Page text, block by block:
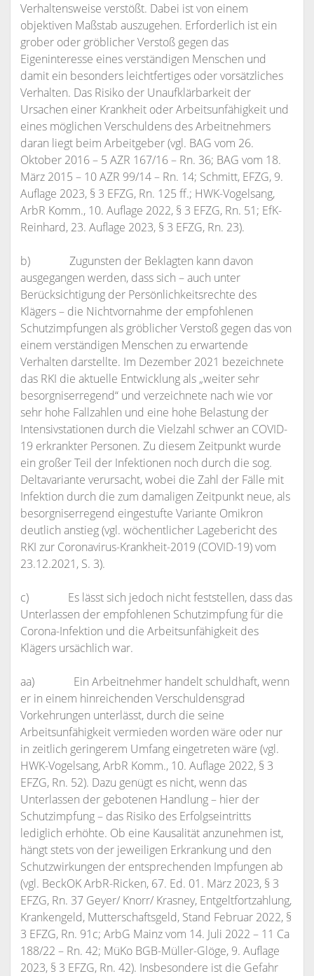
Verhaltensweise verstößt. Dabei ist von einem
objektiven Maßstab auszugehen. Erforderlich ist ein
grober oder gröblicher Verstoß gegen das
Eigeninteresse eines verständigen Menschen und
damit ein besonders leichtfertiges oder vorsätzliches
Verhalten. Das Risiko der Unaufklärbarkeit der
Ursachen einer Krankheit oder Arbeitsunfähigkeit und
eines möglichen Verschuldens des Arbeitnehmers
daran liegt beim Arbeitgeber (vgl. BAG vom 26.
Oktober 2016 – 5 AZR 167/16 – Rn. 36; BAG vom 18.
März 2015 – 10 AZR 99/14 – Rn. 14; Schmitt, EFZG, 9.
Auflage 2023, § 3 EFZG, Rn. 125 ff.; HWK-Vogelsang,
ArbR Komm., 10. Auflage 2022, § 3 EFZG, Rn. 51; EfK-
Reinhard, 23. Auflage 2023, § 3 EFZG, Rn. 23).
b) Zugunsten der Beklagten kann davon
ausgegangen werden, dass sich – auch unter
Berücksichtigung der Persönlichkeitsrechte des
Klägers – die Nichtvornahme der empfohlenen
Schutzimpfungen als gröblicher Verstoß gegen das von
einem verständigen Menschen zu erwartende
Verhalten darstellte. Im Dezember 2021 bezeichnete
das RKI die aktuelle Entwicklung als „weiter sehr
besorgniserregend“ und verzeichnete nach wie vor
sehr hohe Fallzahlen und eine hohe Belastung der
Intensivstationen durch die Vielzahl schwer an COVID-
19 erkrankter Personen. Zu diesem Zeitpunkt wurde
ein großer Teil der Infektionen noch durch die sog.
Deltavariante verursacht, wobei die Zahl der Fälle mit
Infektion durch die zum damaligen Zeitpunkt neue, als
besorgniserregend eingestufte Variante Omikron
deutlich anstieg (vgl. wöchentlicher Lagebericht des
RKI zur Coronavirus-Krankheit-2019 (COVID-19) vom
23.12.2021, S. 3).
c) Es lässt sich jedoch nicht feststellen, dass das
Unterlassen der empfohlenen Schutzimpfung für die
Corona-Infektion und die Arbeitsunfähigkeit des
Klägers ursächlich war.
aa) Ein Arbeitnehmer handelt schuldhaft, wenn
er in einem hinreichenden Verschuldensgrad
Vorkehrungen unterlässt, durch die seine
Arbeitsunfähigkeit vermieden worden wäre oder nur
in zeitlich geringerem Umfang eingetreten wäre (vgl.
HWK-Vogelsang, ArbR Komm., 10. Auflage 2022, § 3
EFZG, Rn. 52). Dazu genügt es nicht, wenn das
Unterlassen der gebotenen Handlung – hier der
Schutzimpfung – das Risiko des Erfolgseintritts
lediglich erhöhte. Ob eine Kausalität anzunehmen ist,
hängt stets von der jeweiligen Erkrankung und den
Schutzwirkungen der entsprechenden Impfungen ab
(vgl. BeckOK ArbR-Ricken, 67. Ed. 01. März 2023, § 3
EFZG, Rn. 37 Geyer/ Knorr/ Krasney, Entgeltfortzahlung,
Krankengeld, Mutterschaftsgeld, Stand Februar 2022, §
3 EFZG, Rn. 91c; ArbG Mainz vom 14. Juli 2022 – 11 Ca
188/22 – Rn. 42; MüKo BGB-Müller-Glöge, 9. Auflage
2023, § 3 EFZG, Rn. 42). Insbesondere ist die Gefahr